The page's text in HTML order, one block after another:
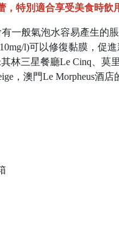
，特別適合享受美食時飲
一般氣泡水容易產生的
l)可以修復黏膜，促
林三星餐廳Le Cinq、莫
，澳門Le Morpheus酒